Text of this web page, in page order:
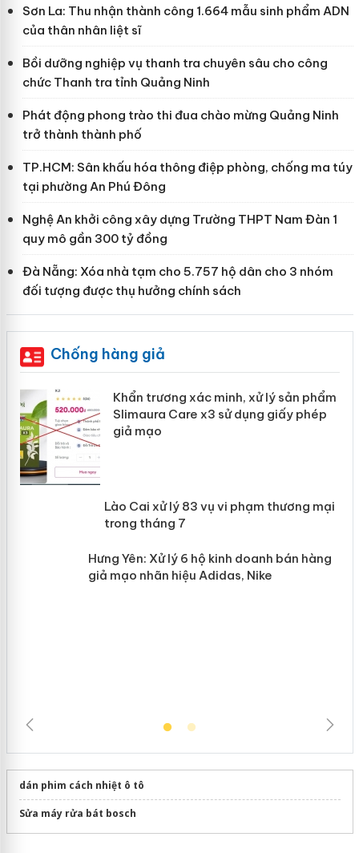
Sơn La: Thu nhận thành công 1.664 mẫu sinh phẩm ADN
của thân nhân liệt sĩ
Bồi dưỡng nghiệp vụ thanh tra chuyên sâu cho công
chức Thanh tra tỉnh Quảng Ninh
Phát động phong trào thi đua chào mừng Quảng Ninh
trở thành thành phố
TP.HCM: Sân khấu hóa thông điệp phòng, chống ma túy
tại phường An Phú Đông
Nghệ An khởi công xây dựng Trường THPT Nam Đàn 1
quy mô gần 300 tỷ đồng
Đà Nẵng: Xóa nhà tạm cho 5.757 hộ dân cho 3 nhóm
đối tượng được thụ hưởng chính sách
Chống hàng giả
Khẩn trương xác minh, xử lý sản phẩm
Slimaura Care x3 sử dụng giấy phép
giả mạo
Lào Cai xử lý 83 vụ vi phạm thương
mại trong tháng 7
dán phim cách nhiệt ô tô
Sửa máy rửa bát bosch